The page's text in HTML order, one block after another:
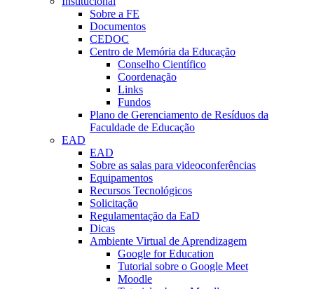
Sobre a FE
Documentos
CEDOC
Centro de Memória da Educação
Conselho Científico
Coordenação
Links
Fundos
Plano de Gerenciamento de Resíduos da
Faculdade de Educação
EAD
EAD
Sobre as salas para videoconferências
Equipamentos
Recursos Tecnológicos
Solicitação
Regulamentação da EaD
Dicas
Ambiente Virtual de Aprendizagem
Google for Education
Tutorial sobre o Google Meet
Moodle